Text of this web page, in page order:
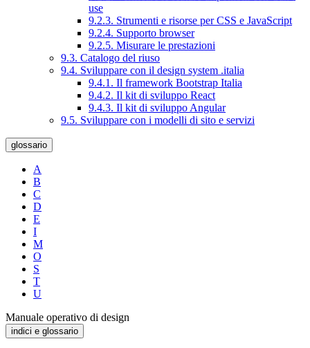
use
9.2.3. Strumenti e risorse per CSS e JavaScript
9.2.4. Supporto browser
9.2.5. Misurare le prestazioni
9.3. Catalogo del riuso
9.4. Sviluppare con il design system .italia
9.4.1. Il framework Bootstrap Italia
9.4.2. Il kit di sviluppo React
9.4.3. Il kit di sviluppo Angular
9.5. Sviluppare con i modelli di sito e servizi
glossario
A
B
C
D
E
I
M
O
S
T
U
Manuale operativo di design
indici e glossario